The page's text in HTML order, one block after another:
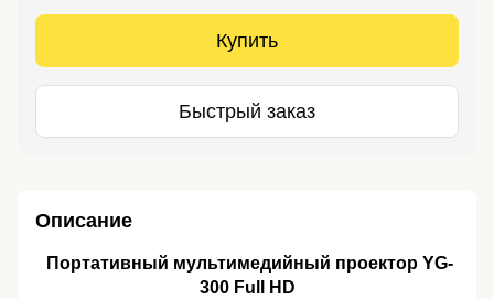
Купить
Быстрый заказ
Описание
️ Портативный мультимедийный проектор YG-
300 Full HD